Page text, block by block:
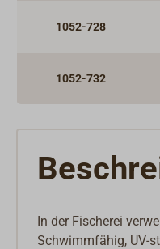
1052-728
1052-732
In der Fischerei
Schwimmfähig, UV-